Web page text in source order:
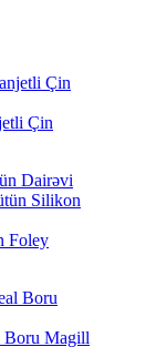
Çin
Foley
Boru Magill